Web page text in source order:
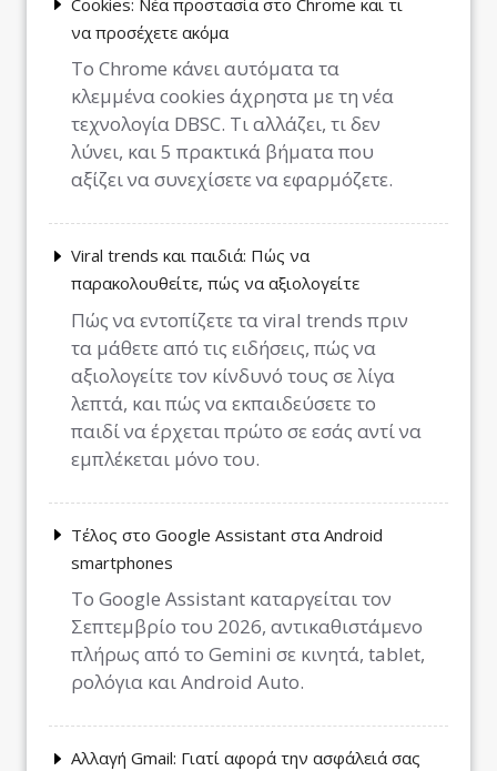
να προσέχετε ακόμα
Το Chrome κάνει αυτόματα τα
κλεμμένα cookies άχρηστα με τη νέα
τεχνολογία DBSC. Τι αλλάζει, τι δεν
λύνει, και 5 πρακτικά βήματα που
αξίζει να συνεχίσετε να εφαρμόζετε.
Viral trends και παιδιά: Πώς να
παρακολουθείτε, πώς να αξιολογείτε
Πώς να εντοπίζετε τα viral trends πριν
τα μάθετε από τις ειδήσεις, πώς να
αξιολογείτε τον κίνδυνό τους σε λίγα
λεπτά, και πώς να εκπαιδεύσετε το
παιδί να έρχεται πρώτο σε εσάς αντί να
εμπλέκεται μόνο του.
Τέλος στο Google Assistant στα Android
smartphones
Το Google Assistant καταργείται τον
Σεπτεμβρίο του 2026, αντικαθιστάμενο
πλήρως από το Gemini σε κινητά, tablet,
ρολόγια και Android Auto.
Αλλαγή Gmail: Γιατί αφορά την ασφάλειά σας